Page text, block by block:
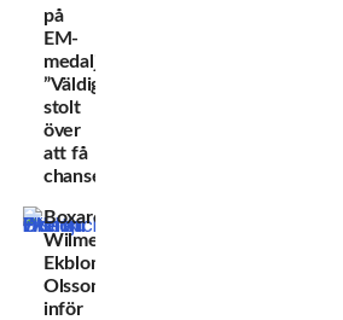
på
EM-
medalj:
”Väldigt
stolt
över
att få
chansen!”
Boxaren
Wilmer
Ekblom
Olsson
inför